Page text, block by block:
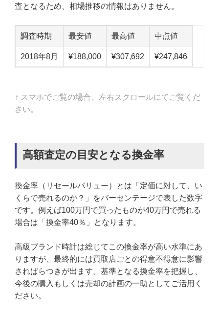
査となるため、相場推移の情報はありません。
調査時期 最安値 最高値 中点値
2018年8月 ¥188,000 ¥307,692 ¥247,846
↑ スマホでご覧の場合、左右スクロールにてご覧くだ
さい。
高額査定の目安となる換金率
換金率（リセールバリュー）とは「定価に対して、い
くらで売れるのか？」をパーセンテージで表した数字
です。例えば100万円で買ったものが40万円で売れる
場合は「換金率40％」となります。
高級ブランド時計は総じてこの換金率が高い水準にあ
りますが、最終的には買取店ごとの得意不得意に影響
さればらつきが出ます。基準となる換金率を把握し、
今後の購入もしくは売却の計画の一助としてご活用く
ださい。